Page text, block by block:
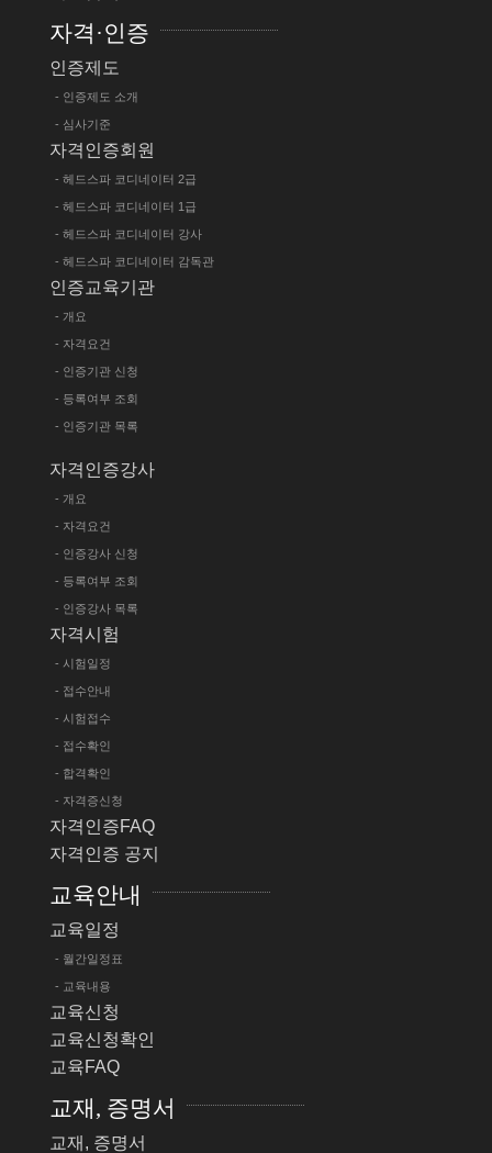
자격·인증
인증제도
- 인증제도 소개
- 심사기준
자격인증회원
- 헤드스파 코디네이터 2급
- 헤드스파 코디네이터 1급
- 헤드스파 코디네이터 강사
- 헤드스파 코디네이터 감독관
인증교육기관
- 개요
- 자격요건
- 인증기관 신청
- 등록여부 조회
- 인증기관 목록
자격인증강사
- 개요
- 자격요건
- 인증강사 신청
- 등록여부 조회
- 인증강사 목록
자격시험
- 시험일정
- 접수안내
- 시험접수
- 접수확인
- 합격확인
- 자격증신청
자격인증FAQ
자격인증 공지
교육안내
교육일정
- 월간일정표
- 교육내용
교육신청
교육신청확인
교육FAQ
교재, 증명서
교재, 증명서